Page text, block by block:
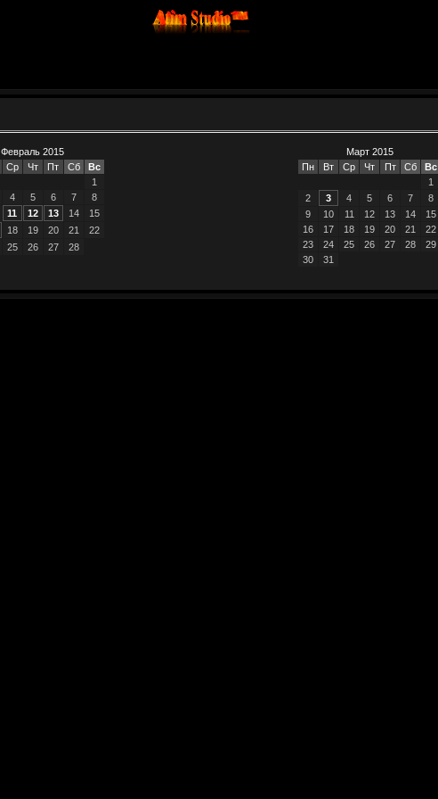
Февраль 2015
Ср Чт Пт Сб
Вс
1
4 5 6 7
8
11 12 13 14
15
18 19 20 21
22
25 26 27 28
Март 2015
Пн
Вт Ср Чт Пт Сб
Вс
1
2
3 4 5 6 7
8
9
10 11 12 13 14
15
16
17 18 19 20 21
22
23
24 25 26 27 28
29
30
31